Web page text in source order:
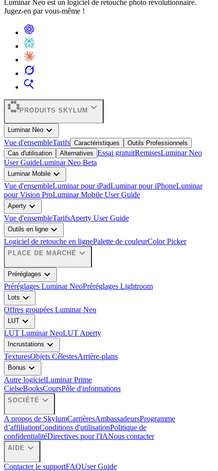
Luminar Neo est un logiciel de retouche photo révolutionnaire.
Jugez-en par vous-même !
PRODUITS SKYLUM expand_more
Luminar Neo expand_more
Vue d'ensembleTarifs Caractéristiques
Outils Professionnels
Cas d'utilisation
Alternatives Essai gratuitRemisesLuminar Neo
User GuideLuminar Neo Beta
Luminar Mobile expand_more
Vue d'ensembleLuminar pour iPadLuminar pour iPhoneLuminar
pour Vision ProLuminar Mobile User Guide
Aperty expand_more
Vue d'ensembleTarifsAperty User Guide
Outils en ligne expand_more
Logiciel de retouche en lignePalette de couleurColor Picker
PLACE DE MARCHÉ expand_more
Préréglages expand_more
Préréglages Luminar NeoPréréglages Lightroom
Lots expand_more
Offres groupées Luminar Neo
LUT expand_more
LUT Luminar NeoLUT Aperty
Incrustations expand_more
TexturesObjets CélestesArrière-plans
Bonus expand_more
Autre logicielLuminar Prime
CielseBooksCoursPôle d'informations
SOCIÉTÉ expand_more
A propos de SkylumCarrièresAmbassadeursProgramme
d’affiliationConditions d'utilisationPolitique de
confidentialitéDirectives pour l'IANous contacter
AIDE expand_more
Contacter le supportFAQUser Guide